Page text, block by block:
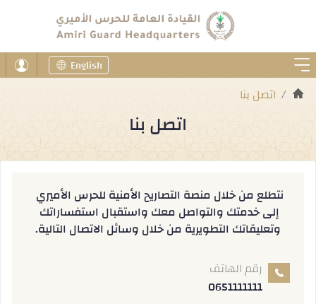
English
اتصل بنا
اتصل بنا
نتطلع من خلال منصة التصاريح الأمنية للحرس الأميري
إلى خدمتك والتواصل معك واستقبال استفساراتك
وتعليقاتك التطويرية من خلال وسائل الاتصال التالية.
رقم الهاتف
0651111111